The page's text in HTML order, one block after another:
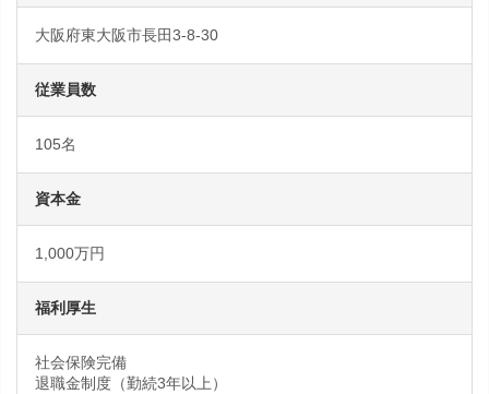
大阪府東大阪市長田3-8-30
従業員数
105名
資本金
1,000万円
福利厚生
社会保険完備
退職金制度（勤続3年以上）